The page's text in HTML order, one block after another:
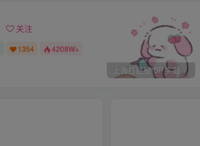
，坐在椅子上，MS很认真地在书。
机，又把我拉到他的身边坐下。我知道，他
柔，他所有的爱，应该都给了我才是啊！他
息：“我吃醋了。”
关注
1354 4208W+
上海打屁股 SP 实践